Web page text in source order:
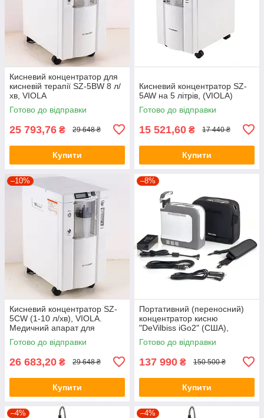
Кисневий концентратор для
кисневій терапії SZ-5BW 8 л/
хв, VIOLA
Готово до відправки
25 793,76 ₴ 29 648 ₴
Купити
Кисневий концентратор SZ-
5AW на 5 літрів, (VIOLA)
Готово до відправки
15 521,60 ₴ 17 440 ₴
Купити
–10%
Кисневий концентратор SZ-
5CW (1-10 л/хв), VIOLA.
Медичний апарат для
кисневої терапії
Готово до відправки
26 683,20 ₴ 29 648 ₴
Купити
–8%
Портативний (переносний)
концентратор кисню
"DeVilbiss iGo2" (США),
(03379)
Готово до відправки
137 990 ₴ 150 500 ₴
Купити
–4% –4%